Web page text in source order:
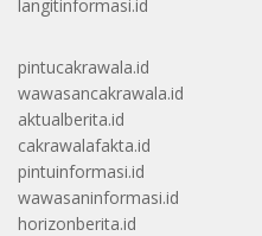
langitinformasi.id
pintucakrawala.id
wawasancakrawala.id
aktualberita.id
cakrawalafakta.id
pintuinformasi.id
wawasaninformasi.id
horizonberita.id